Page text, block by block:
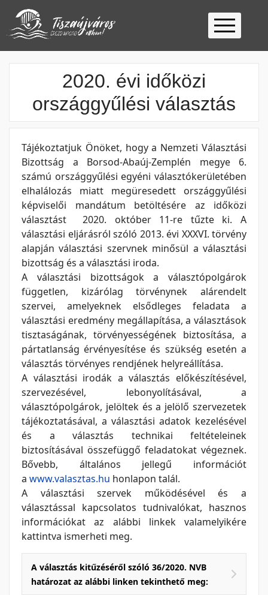
Kezdőlap
Ügyfélfogadás
Ügyintézés
Elérhetőség
Keresés
2020. évi időközi
országgyűlési választás
Tájékoztatjuk Önöket, hogy a Nemzeti Választási
Bizottság a Borsod-Abaúj-Zemplén megye 6.
számú országgyűlési egyéni választókerületében
elhalálozás miatt megüresedett országgyűlési
képviselői mandátum betöltésére az időközi
választást 2020. október 11-re tűzte ki. A
választási eljárásról szóló 2013. évi XXXVI. törvény
alapján választási szervnek minősül a választási
bizottság és a választási iroda.
A választási bizottságok a választópolgárok
független, kizárólag törvénynek alárendelt
szervei, amelyeknek elsődleges feladata a
választási eredmény megállapítása, a választások
tisztaságának, törvényességének biztosítása, a
pártatlanság érvényesítése és szükség esetén a
választás törvényes rendjének helyreállítása.
A választási irodák a választás előkészítésével,
szervezésével, lebonyolításával, a
választópolgárok, jelöltek és a jelölő szervezetek
tájékoztatásával, a választási adatok kezelésével
és a választás technikai feltételeinek
biztosításával összefüggő feladatokat végeznek.
Bővebb, általános jellegű információt
a www.valasztas.hu honlapon talál.
A választási szervek működésével és a
választással kapcsolatos tudnivalókat, hasznos
információkat az alábbi linkek valamelyikére
kattintva ismerheti meg.
A választás kitűzéséről szóló 36/2020. NVB
határozat az alábbi linken tekinthető meg: